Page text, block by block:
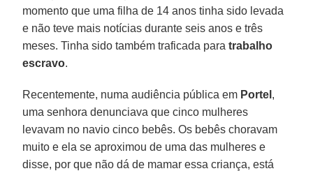
momento que uma filha de 14 anos tinha sido levada
e não teve mais notícias durante seis anos e três
meses. Tinha sido também traficada paratrabalho
escravo.
Recentemente, numa audiência pública em Portel ,
uma senhora denunciava que cinco mulheres
levavam no navio cinco bebês. Os bebês choravam
muito e ela se aproximou de uma das mulheres e
disse, por que não dá de mamar essa criança, está